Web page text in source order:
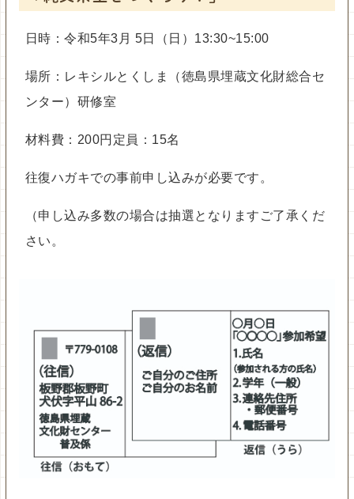
日時：令和5年3月 5日（日）13:30~15:00
場所：レキシルとくしま（徳島県埋蔵文化財総合セ
ンター）研修室
材料費：200円定員：15名
往復ハガキでの事前申し込みが必要です。
（申し込み多数の場合は抽選となりますご了承くだ
さい。